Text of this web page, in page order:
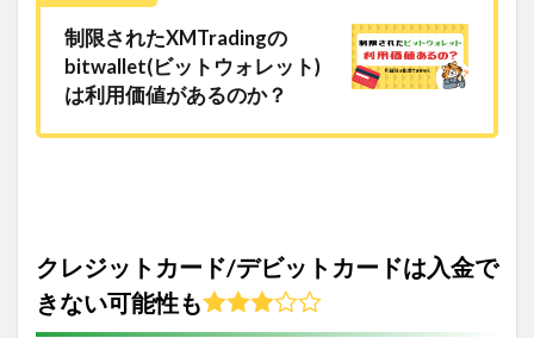
制限されたXMTradingの
bitwallet(ビットウォレット)
は利用価値があるのか？
クレジットカード/デビットカードは入金で
きない可能性も